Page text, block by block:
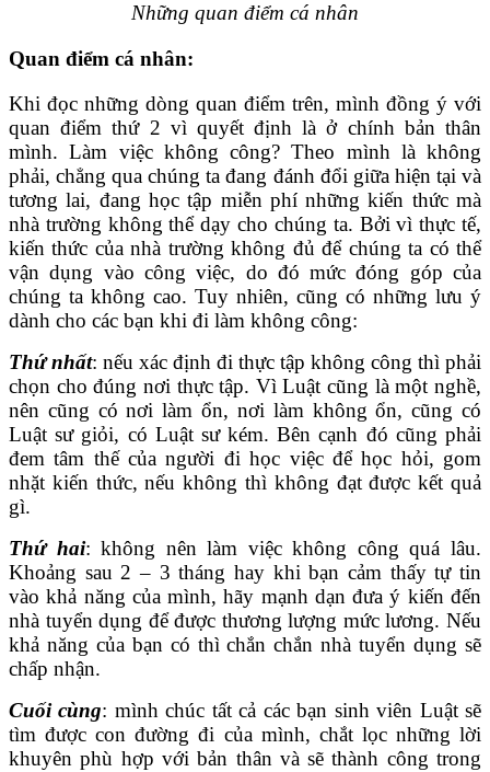
Những quan điểm cá nhân
Quan điểm cá nhân:
Khi đọc những dòng quan điểm trên, mình đồng ý với
quan điểm thứ 2 vì quyết định là ở chính bản thân
mình. Làm việc không công? Theo mình là không
phải, chẳng qua chúng ta đang đánh đổi giữa hiện tại và
tương lai, đang học tập miễn phí những kiến thức mà
nhà trường không thể dạy cho chúng ta. Bởi vì thực tế,
kiến thức của nhà trường không đủ để chúng ta có thể
vận dụng vào công việc, do đó mức đóng góp của
chúng ta không cao. Tuy nhiên, cũng có những lưu ý
dành cho các bạn khi đi làm không công:
Thứ nhất: nếu xác định đi thực tập không công thì phải
chọn cho đúng nơi thực tập. Vì Luật cũng là một nghề,
nên cũng có nơi làm ổn, nơi làm không ổn, cũng có
Luật sư giỏi, có Luật sư kém. Bên cạnh đó cũng phải
đem tâm thế của người đi học việc để học hỏi, gom
nhặt kiến thức, nếu không thì không đạt được kết quả
gì.
Thứ hai: không nên làm việc không công quá lâu.
Khoảng sau 2 – 3 tháng hay khi bạn cảm thấy tự tin
vào khả năng của mình, hãy mạnh dạn đưa ý kiến đến
nhà tuyển dụng để được thương lượng mức lương. Nếu
khả năng của bạn có thì chắn chắn nhà tuyển dụng sẽ
chấp nhận.
Cuối cùng: mình chúc tất cả các bạn sinh viên Luật sẽ
tìm được con đường đi của mình, chắt lọc những lời
khuyên phù hợp với bản thân và sẽ thành công trong